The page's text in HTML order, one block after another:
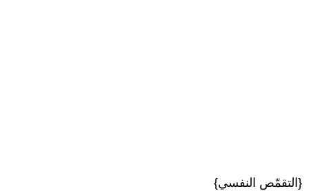
{التقمّص النفسي}